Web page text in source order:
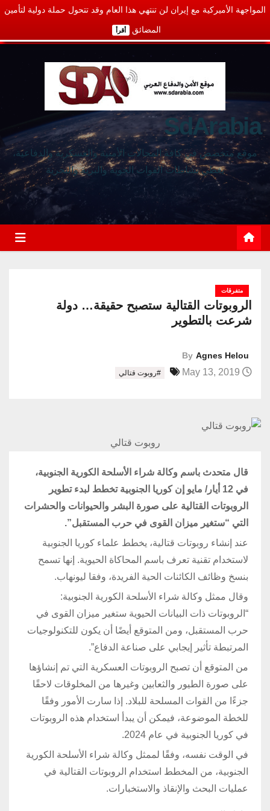
المواجهة الأميركية مع إيران لن تنتهي هذا العام وقد تتحول حملة دولية لتأمين
المضائق أقرأ
SdArabia
موقع متخصص في كافة المجالات الأمنية والعسكرية والدفاعية،
يغطي نشاطات القوات الجوية والبرية والبحرية
متفرقات
الروبوتات القتالية ستصبح حقيقة… دولة
شرعت بالتطوير
By Agnes Helou
#روبوت قتالي
روبوت قتالي
قال متحدث باسم وكالة شراء الأسلحة الكورية الجنوبية،
في 12 أيار/ مايو إن كوريا الجنوبية تخطط لبدء تطوير
الروبوتات القتالية على صورة البشر والحيوانات والحشرات
التي “ستغير ميزان القوى في حرب المستقبل”.
عند إنشاء روبوتات قتالية، يخطط علماء كوريا الجنوبية
لاستخدام تقنية تعرف باسم المحاكاة الحيوية. إنها تسمح
بنسخ وظائف الكائنات الحية الفريدة، وفقا ليونهاب.
وقال ممثل وكالة شراء الأسلحة الكورية الجنوبية:
“الروبوتات ذات البيانات الحيوية ستغير ميزان القوى في
حرب المستقبل، ومن المتوقع أيضًا أن يكون للتكنولوجيات
المرتبطة تأثير إيجابي على صناعة الدفاع”.
من المتوقع أن تصبح الروبوتات العسكرية التي تم إنشاؤها
على صورة الطيور والثعابين وغيرها من المخلوقات لاحقًا
جزءًا من القوات المسلحة للبلاد. إذا سارت الأمور وفقًا
للخطة الموضوعة، فيمكن أن يبدأ استخدام هذه الروبوتات
في كوريا الجنوبية في عام 2024.
في الوقت نفسه، وفقًا لممثل وكالة شراء الأسلحة الكورية
الجنوبية، من المخطط استخدام الروبوتات القتالية في
عمليات البحث والإنقاذ والاستخبارات.